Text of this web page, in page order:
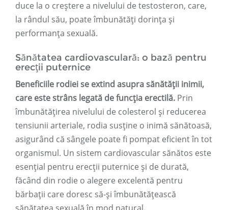
duce la o creștere a nivelului de testosteron, care,
la rândul său, poate îmbunătăți dorința și
performanța sexuală.
Sănătatea cardiovasculară: o bază pentru
erecții puternice
Beneficiile rodiei se extind asupra sănătății inimii,
care este strâns legată de funcția erectilă. Prin
îmbunătățirea nivelului de colesterol și reducerea
tensiunii arteriale, rodia susține o inimă sănătoasă,
asigurând că sângele poate fi pompat eficient în tot
organismul. Un sistem cardiovascular sănătos este
esențial pentru erecții puternice și de durată,
făcând din rodie o alegere excelentă pentru
bărbații care doresc să-și îmbunătățească